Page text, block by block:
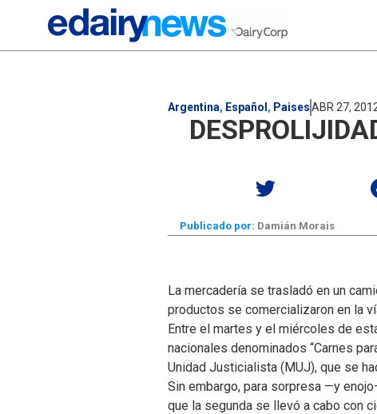
Argentina, Español , PaisesABR 27,
Publicado por: Damián Morais
La mercadería se trasladó en un
productos se comercializaron en la
Entre el martes y el miércoles de
nacionales denominados “Carnes
Unidad Justicialista (MUJ), que se
Sin embargo, para sorpresa —y
que la segunda se llevó a cabo con